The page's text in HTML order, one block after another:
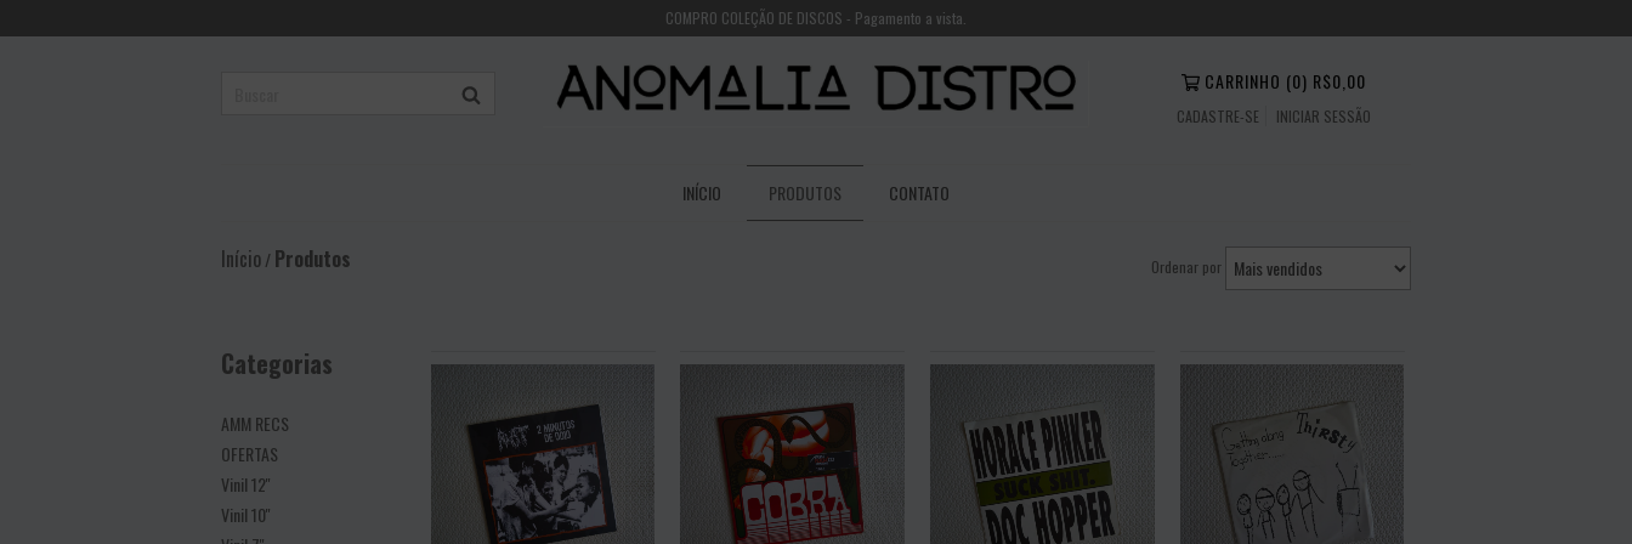
COMPRO COLEÇÃO DE DISCOS - Pagamento a vista.
CARRINHO (0) R$0,00
CADASTRE-SE INICIAR SESSÃO
INÍCIO PRODUTOS CONTATO
Início/Produtos Ordenar por
Categorias
AMM RECS
OFERTAS
Vinil 12''
Vinil 10''